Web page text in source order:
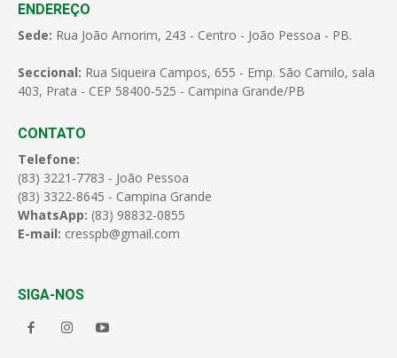
ENDEREÇO
Sede: Rua João Amorim, 243 - Centro - João Pessoa - PB.
Seccional: Rua Siqueira Campos, 655 - Emp. São Camilo, sala
403, Prata - CEP 58400-525 - Campina Grande/PB
CONTATO
Telefone:
(83) 3221-7783 - João Pessoa
(83) 3322-8645 - Campina Grande
WhatsApp: (83) 98832-0855
E-mail: cresspb@gmail.com
SIGA-NOS